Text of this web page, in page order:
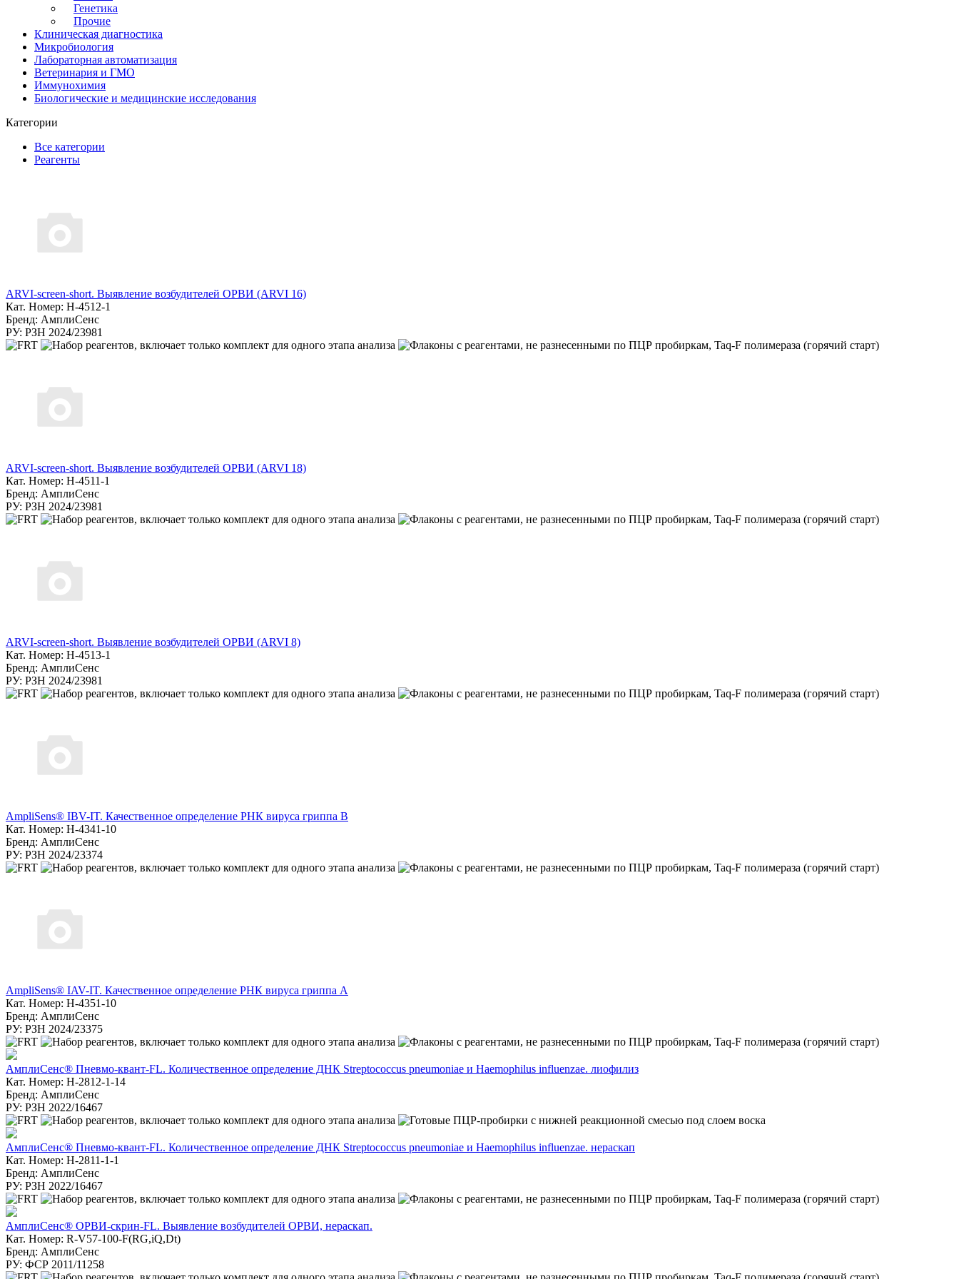
Генетика
Прочие
Клиническая диагностика
Микробиология
Лабораторная автоматизация
Ветеринария и ГМО
Иммунохимия
Биологические и медицинские исследования
Категории
Все категории
Реагенты
ARVI-screen-short. Выявление возбудителей ОРВИ (ARVI 16)
Кат. Номер: H-4512-1
Бренд: АмплиСенс
РУ: РЗН 2024/23981
ARVI-screen-short. Выявление возбудителей ОРВИ (ARVI 18)
Кат. Номер: Н-4511-1
Бренд: АмплиСенс
РУ: РЗН 2024/23981
ARVI-screen-short. Выявление возбудителей ОРВИ (ARVI 8)
Кат. Номер: H-4513-1
Бренд: АмплиСенс
РУ: РЗН 2024/23981
AmpliSens® IBV-IT. Качественное определение РНК вируса гриппа B
Кат. Номер: H-4341-10
Бренд: АмплиСенс
РУ: РЗН 2024/23374
AmpliSens® IAV-IT. Качественное определение РНК вируса гриппа А
Кат. Номер: H-4351-10
Бренд: АмплиСенс
РУ: РЗН 2024/23375
АмплиСенс® Пневмо-квант-FL. Количественное определение ДНК Streptococcus pneumoniae и Haemophilus influenzae. лиофилиз
Кат. Номер: H-2812-1-14
Бренд: АмплиСенс
РУ: РЗН 2022/16467
АмплиСенс® Пневмо-квант-FL. Количественное определение ДНК Streptococcus pneumoniae и Haemophilus influenzae. нераскап
Кат. Номер: H-2811-1-1
Бренд: АмплиСенс
РУ: РЗН 2022/16467
АмплиСенс® ОРВИ-скрин-FL. Выявление возбудителей ОРВИ, нераскап.
Кат. Номер: R-V57-100-F(RG,iQ,Dt)
Бренд: АмплиСенс
РУ: ФСР 2011/11258